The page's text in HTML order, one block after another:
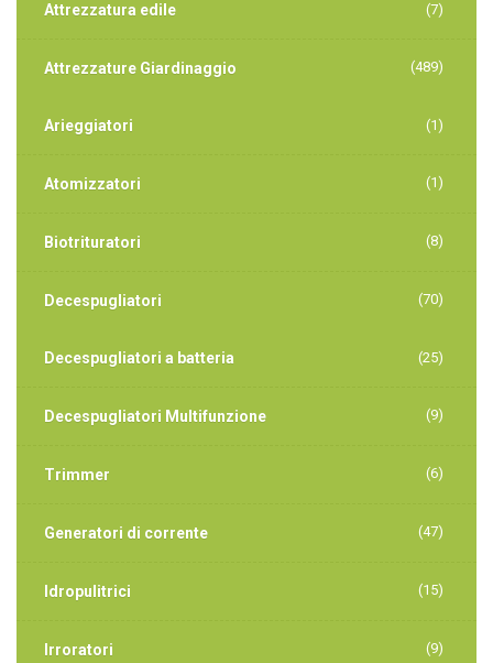
Attrezzatura edile (7)
Attrezzature Giardinaggio (489)
Arieggiatori (1)
Atomizzatori (1)
Biotrituratori (8)
Decespugliatori (70)
Decespugliatori a batteria (25)
Decespugliatori Multifunzione (9)
Trimmer (6)
Generatori di corrente (47)
Idropulitrici (15)
Irroratori (9)